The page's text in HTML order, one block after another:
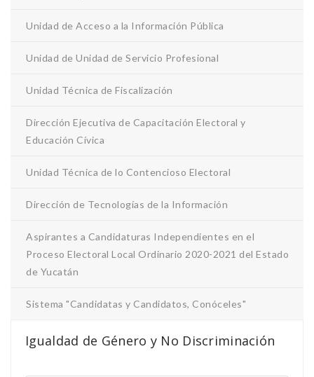
Unidad de Acceso a la Información Pública
Unidad de Unidad de Servicio Profesional
Unidad Técnica de Fiscalización
Dirección Ejecutiva de Capacitación Electoral y
Educación Cívica
Unidad Técnica de lo Contencioso Electoral
Dirección de Tecnologías de la Información
Aspirantes a Candidaturas Independientes en el
Proceso Electoral Local Ordinario 2020-2021 del Estado
de Yucatán
Sistema "Candidatas y Candidatos, Conóceles"
Igualdad de Género y No Discriminación